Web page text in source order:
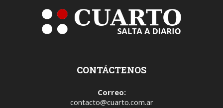
CONTÁCTENOS
Correo:
contacto@cuarto.com.ar